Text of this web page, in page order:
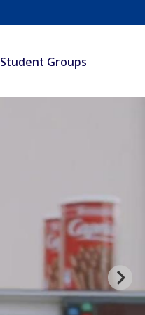
Student Groups